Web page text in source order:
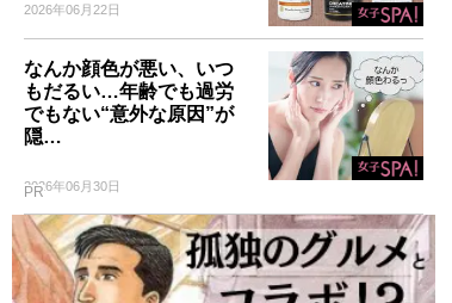
2026年06月22日
なんか顔色が悪い、いつ
もだるい…年齢でも過労
でもない“意外な原因”が
隠…
2026年06月30日
PR